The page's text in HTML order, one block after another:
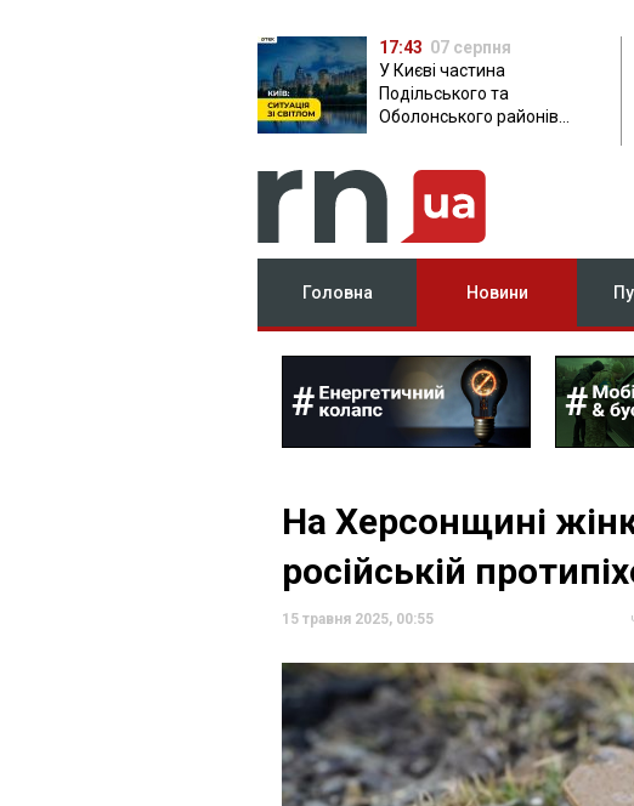
17:43 07 серпня
У Києві частина
Подільського та
Оболонського районів
Головна Новини
На Херсонщині
російській
15 травня 2025, 00:55